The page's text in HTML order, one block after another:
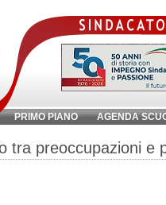
PRIMO PIANO AGENDA
chiave:
tra preoccupazioni e